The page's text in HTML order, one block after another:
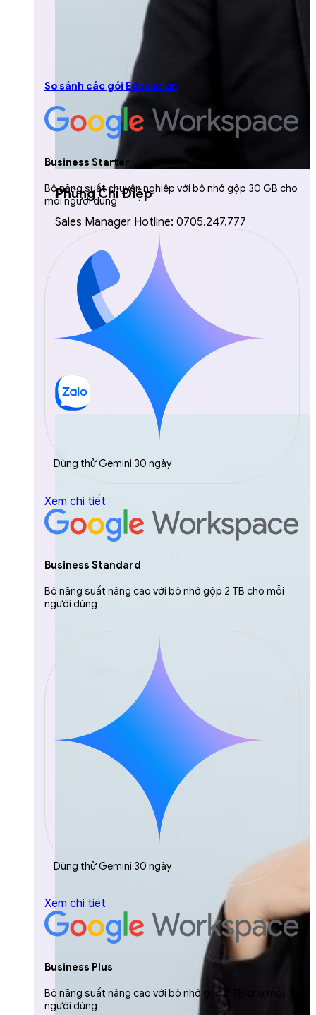
Phùng Chí Điệp
Sales Manager Hotline: 0705.247.777
So sánh các gói Education
Business Starter
Bộ năng suất chuyên nghiệp với bộ nhớ gộp 30 GB cho
mỗi người dùng
Dùng thử Gemini 30 ngày
Xem chi tiết
Business Standard
Bộ năng suất nâng cao với bộ nhớ gộp 2 TB cho mỗi
người dùng
Dùng thử Gemini 30 ngày
Xem chi tiết
Business Plus
Bộ năng suất nâng cao với bộ nhớ gộp 5 TB cho mỗi
người dùng